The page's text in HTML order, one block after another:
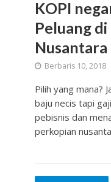
KOPI
Peluang
Berbaris 10, 2018
Pilih yang mana?
baju necis tapi
pebisnis dan
perkopian